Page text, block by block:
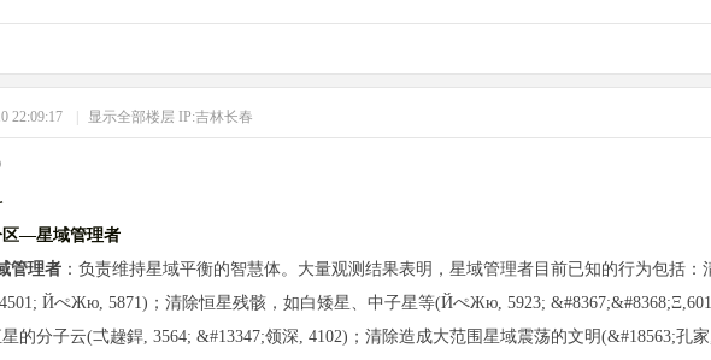
22:09:17 显示全部楼层 IP:吉林长春
区—星域管理者
管理者：负责维持星域平衡的智慧体。大量观测结果表明，星域管理者目前已知的行为包括
ЙぺЖю, 5871)；清除恒星残骸，如白矮星、中子星等(ЙぺЖю, 5923;
的分子云(弌趮銲, 3564; &#13347;领深, 4102)；清除造成大范围星域震荡的文明(&#18563;孔